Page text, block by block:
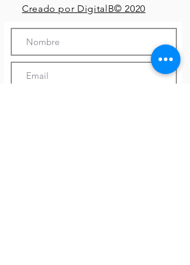
Creado por DigitalB© 2020